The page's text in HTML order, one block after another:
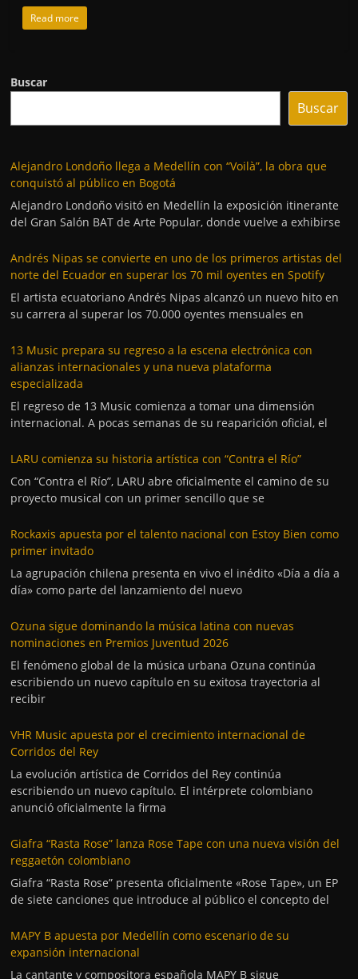
Read more
Buscar
Buscar
Alejandro Londoño llega a Medellín con “Voilà”, la obra que
conquistó al público en Bogotá
Alejandro Londoño visitó en Medellín la exposición itinerante
del Gran Salón BAT de Arte Popular, donde vuelve a exhibirse
Andrés Nipas se convierte en uno de los primeros artistas del
norte del Ecuador en superar los 70 mil oyentes en Spotify
El artista ecuatoriano Andrés Nipas alcanzó un nuevo hito en
su carrera al superar los 70.000 oyentes mensuales en
13 Music prepara su regreso a la escena electrónica con
alianzas internacionales y una nueva plataforma
especializada
El regreso de 13 Music comienza a tomar una dimensión
internacional. A pocas semanas de su reaparición oficial, el
LARU comienza su historia artística con “Contra el Río”
Con “Contra el Río”, LARU abre oficialmente el camino de su
proyecto musical con un primer sencillo que se
Rockaxis apuesta por el talento nacional con Estoy Bien como
primer invitado
La agrupación chilena presenta en vivo el inédito «Día a día a
día» como parte del lanzamiento del nuevo
Ozuna sigue dominando la música latina con nuevas
nominaciones en Premios Juventud 2026
El fenómeno global de la música urbana Ozuna continúa
escribiendo un nuevo capítulo en su exitosa trayectoria al
recibir
VHR Music apuesta por el crecimiento internacional de
Corridos del Rey
La evolución artística de Corridos del Rey continúa
escribiendo un nuevo capítulo. El intérprete colombiano
anunció oficialmente la firma
Giafra “Rasta Rose” lanza Rose Tape con una nueva visión del
reggaetón colombiano
Giafra “Rasta Rose” presenta oficialmente «Rose Tape», un EP
de siete canciones que introduce al público el concepto del
MAPY B apuesta por Medellín como escenario de su
expansión internacional
La cantante y compositora española MAPY B sigue